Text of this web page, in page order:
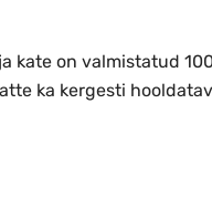
on valmistatud
ka kergesti